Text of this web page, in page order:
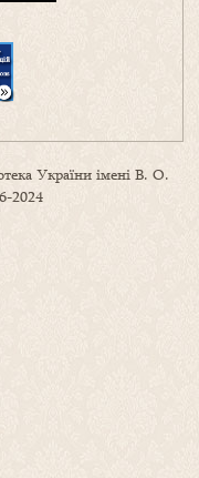
України імені В. О.
2024